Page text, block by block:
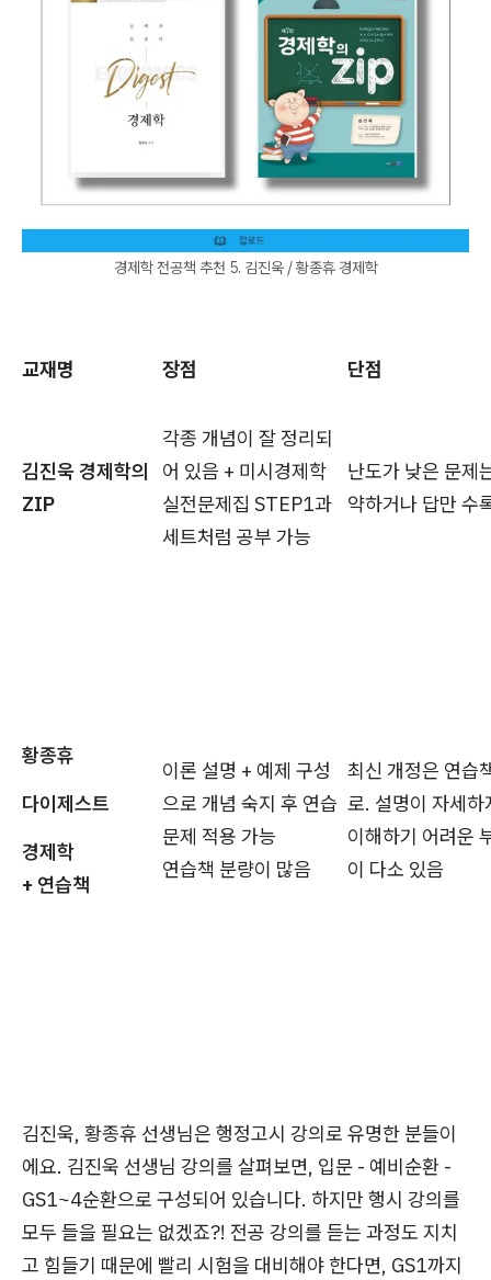
경제학 전공책 추천 5. 김진욱 / 황종휴 경제학
교재명 장점 단점
김진욱 경제학의
ZIP
각종 개념이 잘 정리되
어 있음 + 미시경제학
실전문제집 STEP1과
세트처럼 공부 가능
난도가 낮은 문제
약하거나 답만 수
황종휴
다이제스트
경제학
+ 연습책
이론 설명 + 예제 구성
으로 개념 숙지 후 연습
문제 적용 가능
연습책 분량이 많음
최신 개정은 연습
로. 설명이 자세하
이해하기 어려운
이 다소 있음
김진욱, 황종휴 선생님은 행정고시 강의로 유명한 분들이
에요. 김진욱 선생님 강의를 살펴보면, 입문 - 예비순환 -
GS1~4순환으로 구성되어 있습니다. 하지만 행시 강의를
모두 들을 필요는 없겠죠?! 전공 강의를 듣는 과정도 지치
고 힘들기 때문에 빨리 시험을 대비해야 한다면, GS1까지